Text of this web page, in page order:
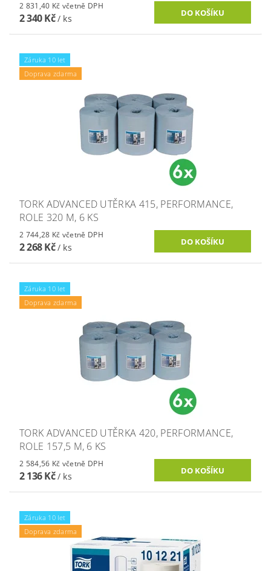
2 831,40 Kč včetně DPH
2 340 Kč/ ks
Záruka 10 let
Doprava zdarma
TORK ADVANCED UTĚRKA 415, PERFORMANCE,
ROLE 320 M, 6 KS
2 744,28 Kč včetně DPH
2 268 Kč/ ks
Záruka 10 let
Doprava zdarma
TORK ADVANCED UTĚRKA 420, PERFORMANCE,
ROLE 157,5 M, 6 KS
2 584,56 Kč včetně DPH
2 136 Kč/ ks
Záruka 10 let
Doprava zdarma